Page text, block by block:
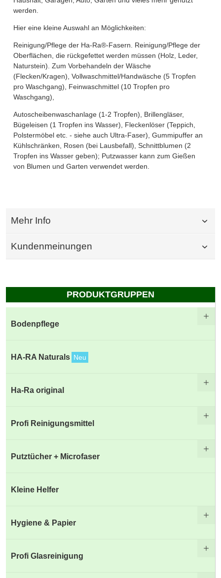
werden.
Hier eine kleine Auswahl an Möglichkeiten:
Reinigung/Pflege der Ha-Ra®-Fasern. Reinigung/Pflege der
Oberflächen, die rückgefettet werden müssen (Holz, Leder,
Naturstein). Zum Vorbehandeln der Wäsche
(Flecken/Kragen), Vollwaschmittel/Handwäsche (5 Tropfen
pro Waschgang), Feinwaschmittel (10 Tropfen pro
Waschgang),
Autoscheibenwaschanlage (1-2 Tropfen), Brillengläser,
Bügeleisen (1 Tropfen ins Wasser), Fleckenlöser (Teppich,
Polstermöbel etc. - siehe auch Ultra-Faser), Gummipuffer an
Kühlschränken, Rosen (bei Lausbefall), Schnittblumen (2
Tropfen ins Wasser geben); Putzwasser kann zum Gießen
von Blumen und Garten verwendet werden.
Mehr Info
Kundenmeinungen
PRODUKTGRUPPEN
Bodenpflege
HA-RA Naturals Neu
Ha-Ra original
Profi Reinigungsmittel
Putztücher + Microfaser
Kleine Helfer
Hygiene & Papier
Profi Glasreinigung